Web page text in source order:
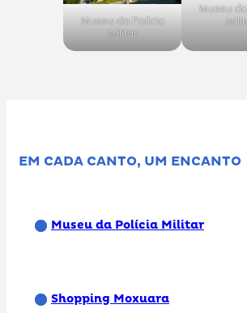
Museu da Polícia
Militar
Museu
EM CADA CANTO, UM ENCANTO
Museu da Polícia Militar
Shopping Moxuara